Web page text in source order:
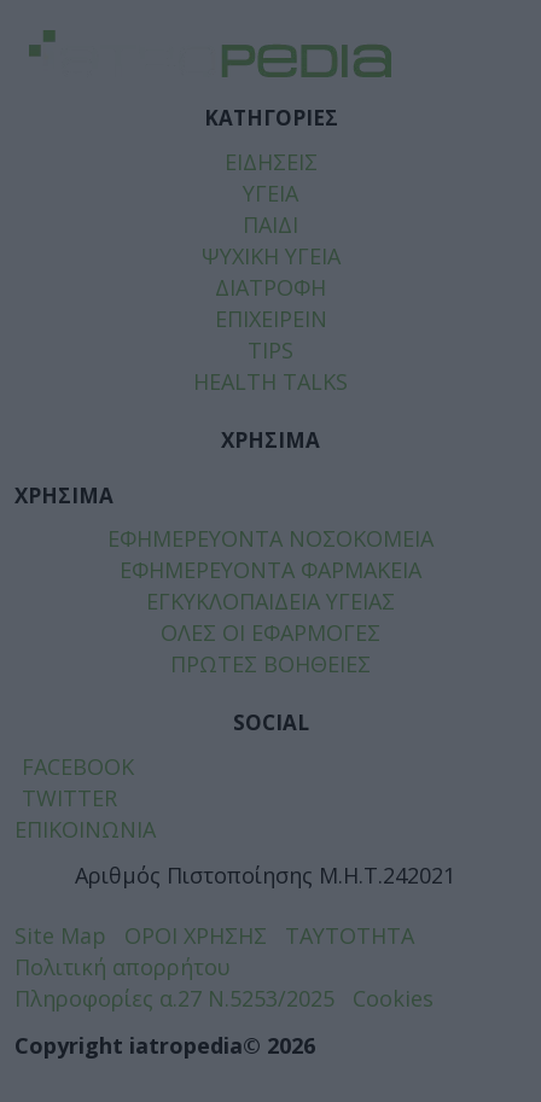
ΚΑΤΗΓΟΡΙΕΣ
ΕΙΔΗΣΕΙΣ
ΥΓΕΙΑ
ΠΑΙΔΙ
ΨΥΧΙΚΗ ΥΓΕΙΑ
ΔΙΑΤΡΟΦΗ
ΕΠΙΧΕΙΡΕΙΝ
TIPS
HEALTH TALKS
ΧΡΗΣΙΜΑ
ΧΡΗΣΙΜΑ
ΕΦΗΜΕΡΕΥΟΝΤΑ ΝΟΣΟΚΟΜΕΙΑ
ΕΦΗΜΕΡΕΥΟΝΤΑ ΦΑΡΜΑΚΕΙΑ
ΕΓΚΥΚΛΟΠΑΙΔΕΙΑ ΥΓΕΙΑΣ
ΟΛΕΣ ΟΙ ΕΦΑΡΜΟΓΕΣ
ΠΡΩΤΕΣ ΒΟΗΘΕΙΕΣ
SOCIAL
FACEBOOK
TWITTER
ΕΠΙΚΟΙΝΩΝΙΑ
Αριθμός Πιστοποίησης Μ.Η.Τ.242021
Site Map ΟΡΟΙ ΧΡΗΣΗΣ
ΤΑΥΤΟΤΗΤΑ
Πολιτική απορρήτου
Πληροφορίες α.27 Ν.5253/2025
Cookies
Copyright iatropedia© 2026